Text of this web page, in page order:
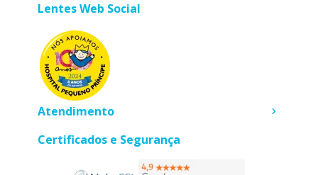
Lentes Web Social
Atendimento
Certificados e Segurança